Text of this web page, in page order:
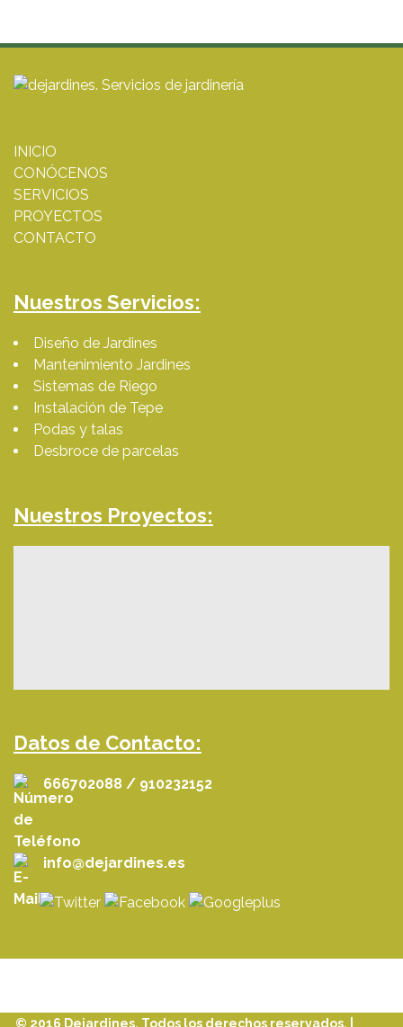
INICIO
CONÓCENOS
SERVICIOS
PROYECTOS
CONTACTO
Nuestros Servicios:
Diseño de Jardines
Mantenimiento Jardines
Sistemas de Riego
Instalación de Tepe
Podas y talas
Desbroce de parcelas
Nuestros Proyectos:
Datos de Contacto:
666702088 / 910232152
info@dejardines.es
© 2016 Dejardines. Todos los derechos reservados. |